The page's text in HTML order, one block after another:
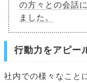
の方々との会話
ました。
行動力をアピー
社内での様々なこと